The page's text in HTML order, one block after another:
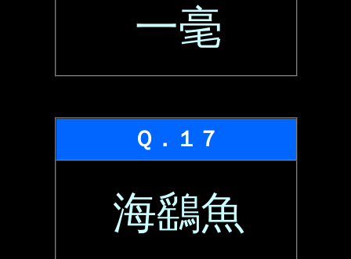
一毫
Ｑ．１７
海鷂魚